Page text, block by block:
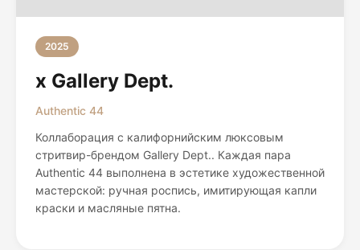
2025
x Gallery Dept.
Authentic 44
Коллаборация с калифорнийским люксовым
стритвир-брендом Gallery Dept.. Каждая пара
Authentic 44 выполнена в эстетике художественной
мастерской: ручная роспись, имитирующая капли
краски и масляные пятна.